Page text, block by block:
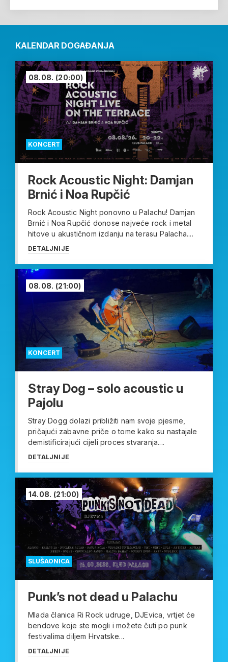
KALENDAR DOGAĐANJA
KONCERT
08.08. (20:00)
Rock Acoustic Night: Damjan
Brnić i Noa Rupčić
Rock Acoustic Night ponovno u Palachu! Damjan
Brnić i Noa Rupčić donose najveće rock i metal
hitove u akustičnom izdanju na terasu Palacha....
DETALJNIJE
KONCERT
08.08. (21:00)
Stray Dog – solo acoustic u
Pajolu
Stray Dogg dolazi približiti nam svoje pjesme,
pričajući zabavne priče o tome kako su nastajale
demistificirajući cijeli proces stvaranja....
DETALJNIJE
SLUŠAONICA
14.08. (21:00)
Punk’s not dead u Palachu
Mlada članica Ri Rock udruge, DJEvica, vrtjet će
bendove koje ste mogli i možete čuti po punk
festivalima diljem Hrvatske...
DETALJNIJE